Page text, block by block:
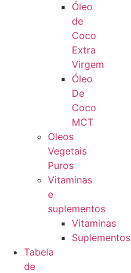
Óleo
de
Coco
Extra
Virgem
Óleo
De
Coco
MCT
Oleos
Vegetais
Puros
Vitaminas
e
suplementos
Vitaminas
Suplementos
Tabela
de